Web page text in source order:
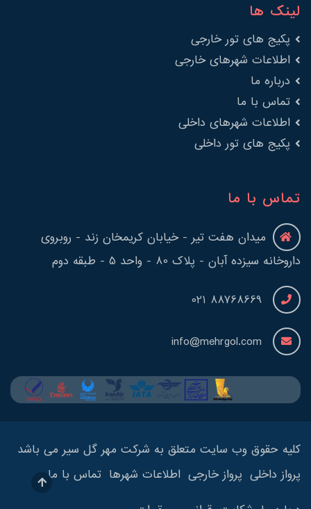
لینک ها
پکیج های تور خارجی
اطلاعات شهرهای خارجی
درباره ما
تماس با ما
اطلاعات شهرهای داخلی
پکیج های تور داخلی
تماس با ما
میدان هفت تیر - خیابان کریمخان زند - روبروی
داروخانه سیزده آبان - پلاک 80 - واحد 5 - طبقه دوم
88768669 021
info@mehrgol.com
کلیه حقوق وب سایت متعلق به شرکت مهر گل سیر می باشد
پرواز داخلی پرواز خارجی اطلاعات شهرها تماس با ما